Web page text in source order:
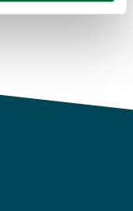
se procesan sus
web con
y análisis